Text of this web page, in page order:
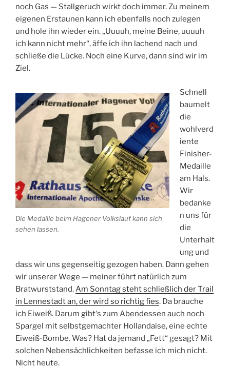
noch Gas — Stallgeruch wirkt doch immer. Zu meinem
eigenen Erstaunen kann ich ebenfalls noch zulegen
und hole ihn wieder ein. „Uuuuh, meine Beine, uuuuh
ich kann nicht mehr“, äffe ich ihn lachend nach und
schließe die Lücke. Noch eine Kurve, dann sind wir im
Ziel.
Die Medaille beim Hagener Volkslauf kann sich
sehen lassen.
Schnell
baumelt
die
wohlverd
iente
Finisher-
Medaille
am Hals.
Wir
bedanke
n uns für
die
Unterhalt
ung und
dass wir uns gegenseitig gezogen haben. Dann gehen
wir unserer Wege — meiner führt natürlich zum
Bratwurststand. Am Sonntag steht schließlich der Trail
in Lennestadt an, der wird so richtig fies. Da brauche
ich Eiweiß. Darum gibt‘s zum Abendessen auch noch
Spargel mit selbstgemachter Hollandaise, eine echte
Eiweiß-Bombe. Was? Hat da jemand „Fett“ gesagt? Mit
solchen Nebensächlichkeiten befasse ich mich nicht.
Nicht heute.